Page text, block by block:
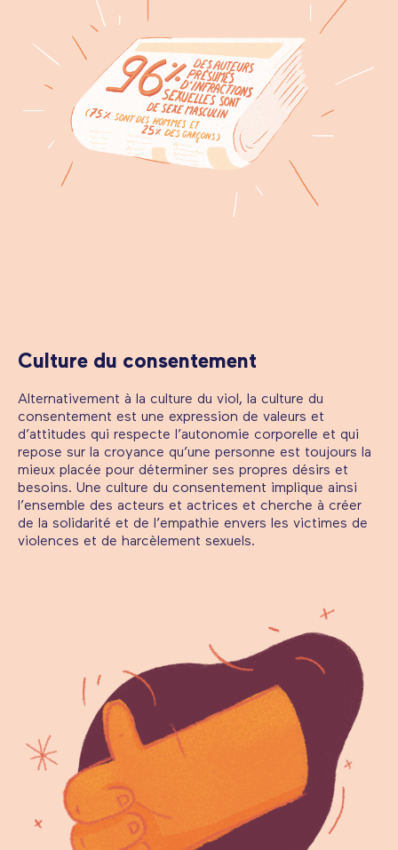
Culture du consentement
Alternativement à la culture du viol, la culture du
consentement est une expression de valeurs et
d’attitudes qui respecte l’autonomie corporelle et qui
repose sur la croyance qu’une personne est toujours la
mieux placée pour déterminer ses propres désirs et
besoins. Une culture du consentement implique ainsi
l’ensemble des acteurs et actrices et cherche à créer
de la solidarité et de l’empathie envers les victimes de
violences et de harcèlement sexuels.